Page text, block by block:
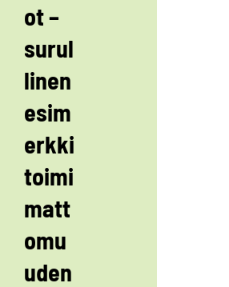
ot –
surul
linen
esim
erkki
toimi
matt
omu
uden